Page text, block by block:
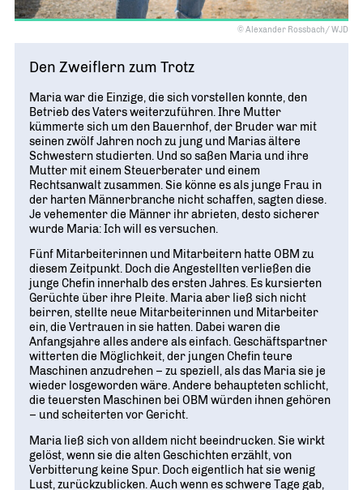
© Alexander Rossbach/ WJD
Den Zweiflern zum Trotz
Maria war die Einzige, die sich vorstellen konnte, den
Betrieb des Vaters weiterzuführen. Ihre Mutter
kümmerte sich um den Bauernhof, der Bruder war mit
seinen zwölf Jahren noch zu jung und Marias ältere
Schwestern studierten. Und so saßen Maria und ihre
Mutter mit einem Steuerberater und einem
Rechtsanwalt zusammen. Sie könne es als junge Frau in
der harten Männerbranche nicht schaffen, sagten diese.
Je vehementer die Männer ihr abrieten, desto sicherer
wurde Maria: Ich will es versuchen.
Fünf Mitarbeiterinnen und Mitarbeitern hatte OBM zu
diesem Zeitpunkt. Doch die Angestellten verließen die
junge Chefin innerhalb des ersten Jahres. Es kursierten
Gerüchte über ihre Pleite. Maria aber ließ sich nicht
beirren, stellte neue Mitarbeiterinnen und Mitarbeiter
ein, die Vertrauen in sie hatten. Dabei waren die
Anfangsjahre alles andere als einfach. Geschäftspartner
witterten die Möglichkeit, der jungen Chefin teure
Maschinen anzudrehen – zu speziell, als das Maria sie je
wieder losgeworden wäre. Andere behaupteten schlicht,
die teuersten Maschinen bei OBM würden ihnen gehören
– und scheiterten vor Gericht.
Maria ließ sich von alldem nicht beeindrucken. Sie wirkt
gelöst, wenn sie die alten Geschichten erzählt, von
Verbitterung keine Spur. Doch eigentlich hat sie wenig
Lust, zurückzublicken. Auch wenn es schwere Tage gab,